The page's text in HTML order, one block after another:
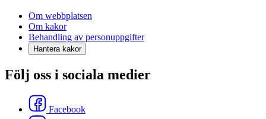
Om webbplatsen
Om kakor
Behandling av personuppgifter
Hantera kakor
Följ oss i sociala medier
Facebook